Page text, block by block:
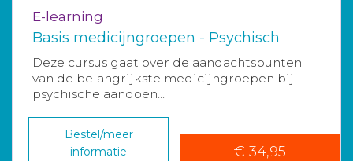
E-learning
Basis medicijngroepen - Psychisch
Deze cursus gaat over de aandachtspunten
van de belangrijkste medicijngroepen bij
psychische aandoen...
Bestel/meer
informatie
€ 34,95